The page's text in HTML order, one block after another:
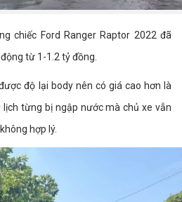
chiếc Ford Ranger Raptor 2022 đã
từ 1-1.2 tỷ đồng.
độ lại body nên có giá cao hơn là
lịch từng bị ngập nước mà chủ xe vẫn
hợp lý.